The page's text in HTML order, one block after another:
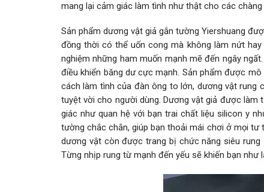
mang lại cảm giác làm tình như thật cho các chàng
Sản phẩm dương vật giả gắn tường Yiershuang
đồng thời có thể uốn cong mà không làm nứt
nghiệm những ham muốn mạnh mẽ đến ngây
điều khiển băng dư cực mạnh. Sản phẩm được
cách làm tình của đàn ông to lớn, dương vật rung
tuyệt vời cho người dùng. Dương vật giả được
giác như quan hệ với bạn trai chất liệu silicon y
tường chắc chắn, giúp bạn thoải mái chơi ở mọi
dương vật còn được trang bị chức năng siêu
Từng nhịp rung từ mạnh đến yếu sẽ khiến bạn